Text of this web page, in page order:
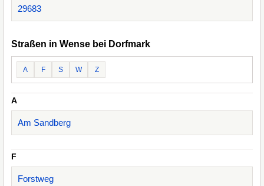
29683
Straßen in Wense bei Dorfmark
A F S W Z
A
Am Sandberg
F
Forstweg